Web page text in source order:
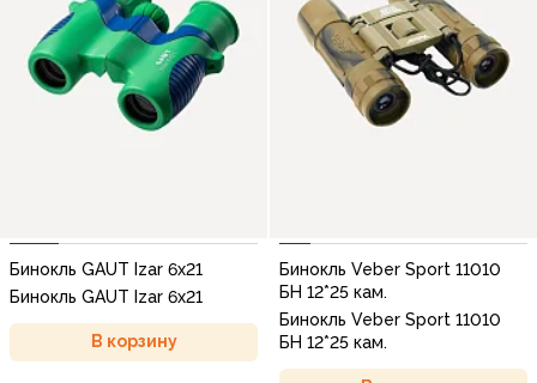
Бинокль GAUT Izar 6x21
Бинокль GAUT Izar 6x21
В корзину
Бинокль Veber Sport 11010
БН 12*25 кам.
Бинокль Veber Sport 11010
БН 12*25 кам.